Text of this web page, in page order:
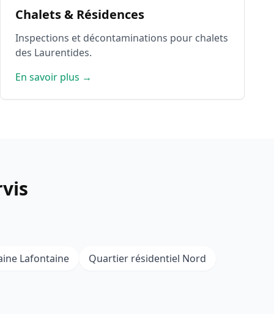
Chalets & Résidences
Inspections et décontaminations pour chalets
des Laurentides.
En savoir plus →
Lafontaine Quartier résidentiel Nord